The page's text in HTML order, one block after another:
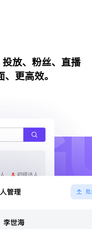
放、粉丝、直播
更高效。